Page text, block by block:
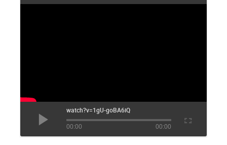
watch?v=1gU-goBA6iQ
00:00 00:00